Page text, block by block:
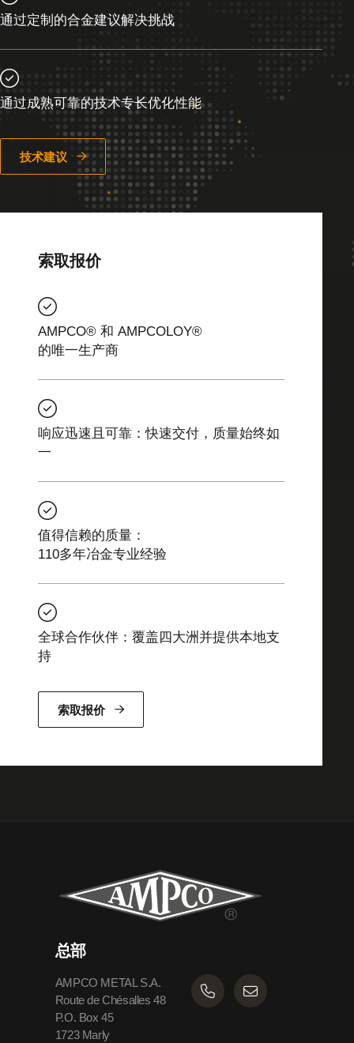
通过定制的合金建议解决挑战
通过成熟可靠的技术专长优化性能
技术建议
索取报价
AMPCO® 和 AMPCOLOY®
的唯一生产商
响应迅速且可靠：快速交付，质量始终如
一
值得信赖的质量：
110多年冶金专业经验
全球合作伙伴：覆盖四大洲并提供本地支
持
索取报价
总部
AMPCO METAL S.A.
Route de Chésalles 48
P.O. Box 45
1723 Marly